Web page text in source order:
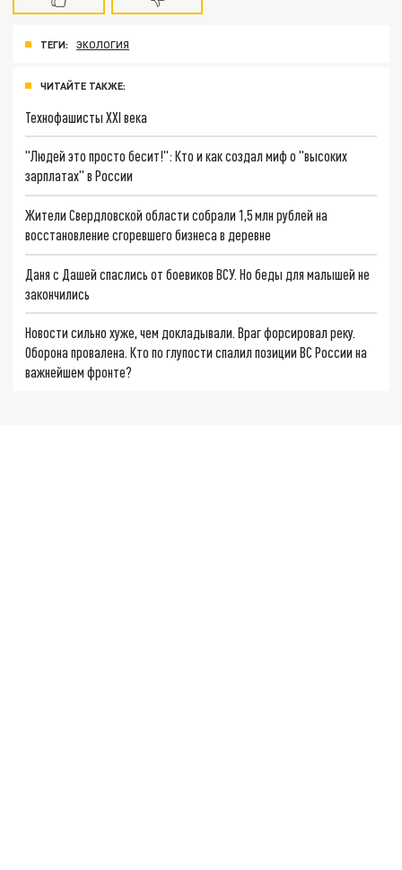
ТЕГИ: ЭКОЛОГИЯ
ЧИТАЙТЕ ТАКЖЕ:
Технофашисты XXI века
"Людей это просто бесит!": Кто и как создал миф о "высоких
зарплатах" в России
Жители Свердловской области собрали 1,5 млн рублей на
восстановление сгоревшего бизнеса в деревне
Даня с Дашей спаслись от боевиков ВСУ. Но беды для малышей не
закончились
Новости сильно хуже, чем докладывали. Враг форсировал реку.
Оборона провалена. Кто по глупости спалил позиции ВС России на
важнейшем фронте?